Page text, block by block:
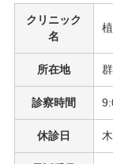
クリニック
名
所在地
診察時間
休診日